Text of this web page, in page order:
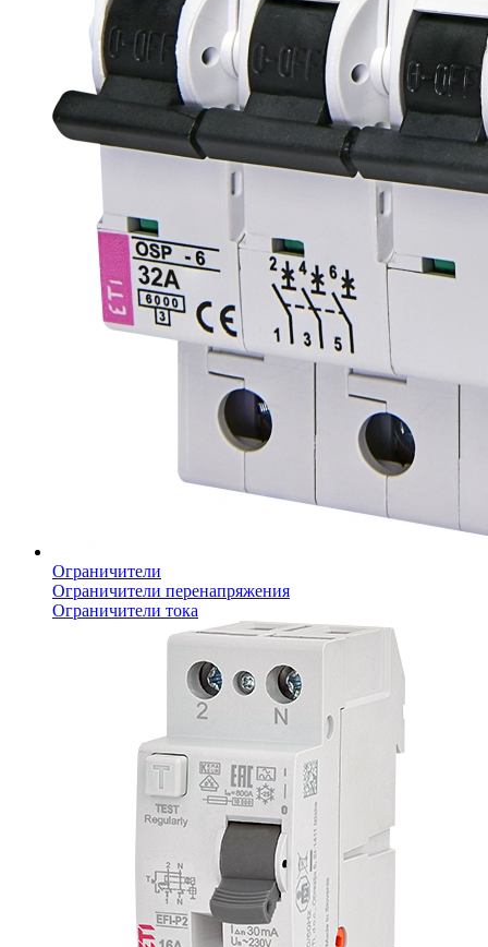
Ограничители
Ограничители перенапряжения
Ограничители тока